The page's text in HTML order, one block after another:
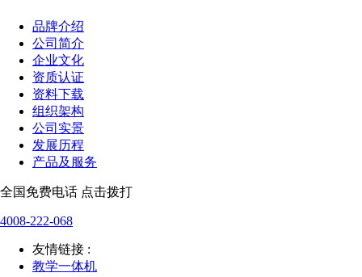
品牌介绍
公司简介
企业文化
资质认证
资料下载
组织架构
公司实景
发展历程
产品及服务
全国免费电话 点击拨打
4008-222-068
友情链接 :
教学一体机